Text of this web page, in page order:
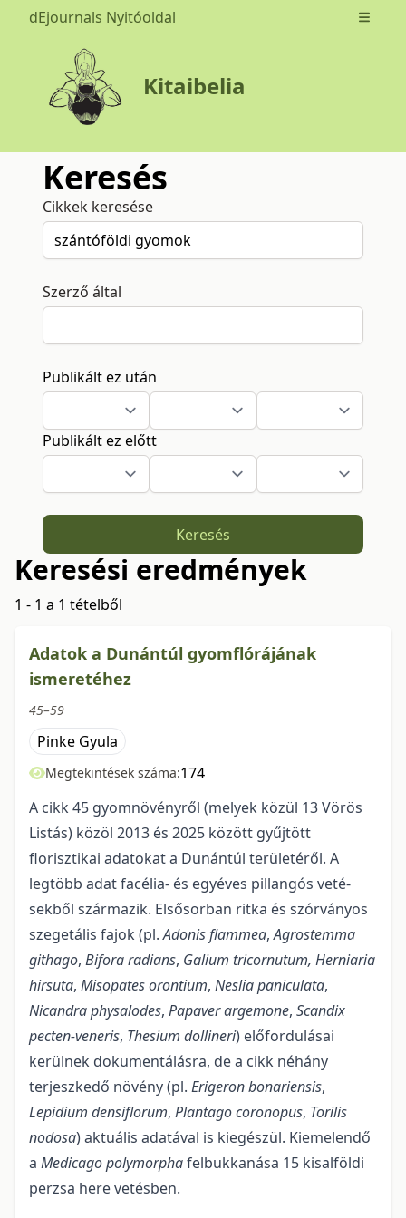
dEjournals Nyitóoldal Open
Kitaibelia
Keresés
Cikkek keresése
Szerző által
Publikált ez után
Publikált ez előtt
Keresés
Keresési eredmények
1 - 1 a 1 tételből
Adatok a Dunántúl gyomflórájának
ismeretéhez
45–59
Pinke Gyula
Megtekintések száma:174
A cikk 45 gyomnövényről (melyek közül 13 Vörös
Listás) közöl 2013 és 2025 között gyűjtött
florisztikai adatokat a Dunántúl területéről. A
legtöbb adat facélia- és egyéves pillangós veté­
sekből származik. Elsősorban ritka és szórványos
szegetális fajok (pl.Adonis flammea,Agrostemma
githago, Bifora radians, Galium tricornutum, Herniaria
hirsuta, Misopates orontium, Neslia paniculata,
Nicandra physalodes, Papaver argemone, Scandix
pecten-veneris, Thesium dollineri) előfordulásai
kerül­nek dokumentálásra, de a cikk néhány
terjeszkedő növény (pl. Erigeron bonariensis,
Lepidium densiflo­rum, Plantago coronopus, Torilis
nodosa) aktuális adatával is kiegészül. Kiemelendő
a Medicago poly­morphafelbukkanása 15 kisalföldi
perzsa here vetésben.